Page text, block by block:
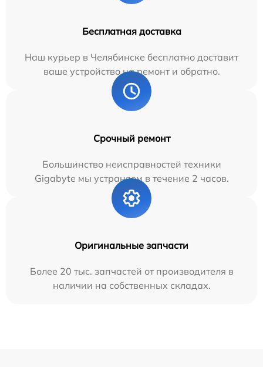
Бесплатная доставка
Наш курьер в Челябинске бесплатно доставит
ваше устройство на ремонт и обратно.
Срочный ремонт
Большинство неисправностей техники
Gigabyte мы устраняем в течение 2 часов.
Оригинальные запчасти
Более 20 тыс. запчастей от производителя в
наличии на собственных складах.